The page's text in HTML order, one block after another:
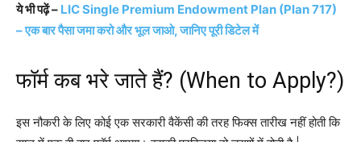
ये भी पढ़ें – LIC Single Premium Endowment Plan (Plan 717)
– एक बार पैसा जमा करो और भूल जाओ, जानिए पूरी डिटेल में
फॉर्म कब भरे जाते हैं? (When to Apply?)
इस नौकरी के लिए कोई एक सरकारी वैकेंसी की तरह फिक्स तारीख नहीं होती कि